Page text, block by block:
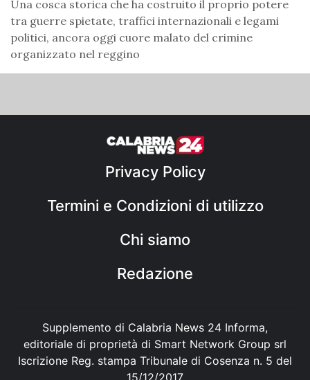
Una cosca storica che ha costruito il proprio potere
tra guerre spietate, traffici internazionali e legami
politici, ancora oggi cuore malato del crimine
organizzato nel reggino
Privacy Policy
Termini e Condizioni di utilizzo
Chi siamo
Redazione
Supplemento di Calabria News 24 Informa,
editoriale di proprietà di Smart Network Group srl
Iscrizione Reg. stampa Tribunale di Cosenza n. 5 del
15/12/2017